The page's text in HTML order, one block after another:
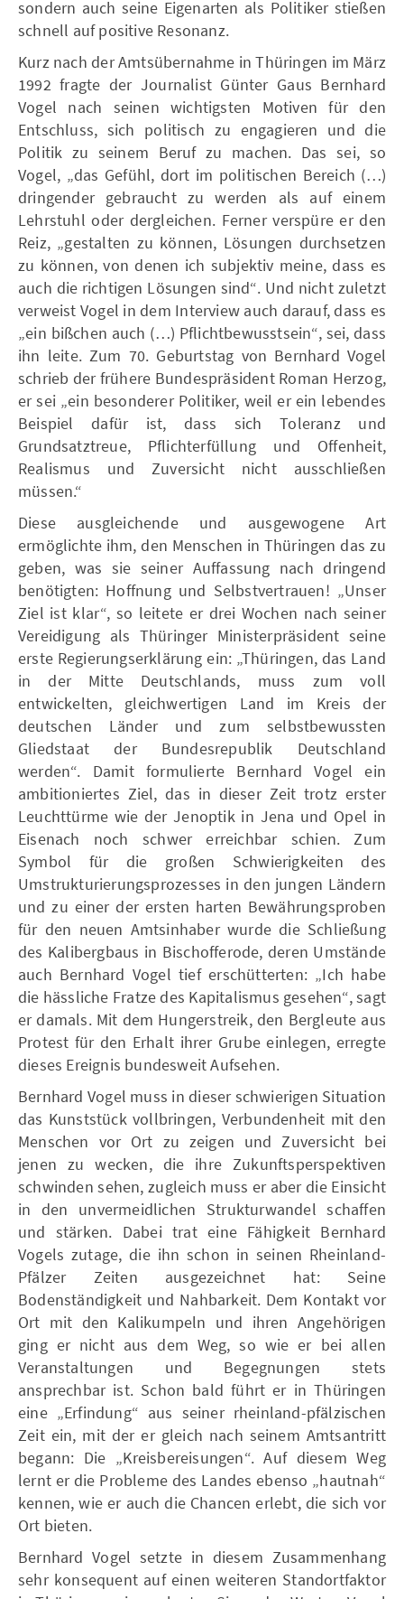
sondern auch seine Eigenarten als Politiker stießen
schnell auf positive Resonanz.
Kurz nach der Amtsübernahme in Thüringen im März
1992 fragte der Journalist Günter Gaus Bernhard
Vogel nach seinen wichtigsten Motiven für den
Entschluss, sich politisch zu engagieren und die
Politik zu seinem Beruf zu machen. Das sei, so
Vogel, „das Gefühl, dort im politischen Bereich (…)
dringender gebraucht zu werden als auf einem
Lehrstuhl oder dergleichen. Ferner verspüre er den
Reiz, „gestalten zu können, Lösungen durchsetzen
zu können, von denen ich subjektiv meine, dass es
auch die richtigen Lösungen sind“. Und nicht zuletzt
verweist Vogel in dem Interview auch darauf, dass es
„ein bißchen auch (…) Pflichtbewusstsein“, sei, dass
ihn leite. Zum 70. Geburtstag von Bernhard Vogel
schrieb der frühere Bundespräsident Roman Herzog,
er sei „ein besonderer Politiker, weil er ein lebendes
Beispiel dafür ist, dass sich Toleranz und
Grundsatztreue, Pflichterfüllung und Offenheit,
Realismus und Zuversicht nicht ausschließen
müssen.“
Diese ausgleichende und ausgewogene Art
ermöglichte ihm, den Menschen in Thüringen das zu
geben, was sie seiner Auffassung nach dringend
benötigten: Hoffnung und Selbstvertrauen! „Unser
Ziel ist klar“, so leitete er drei Wochen nach seiner
Vereidigung als Thüringer Ministerpräsident seine
erste Regierungserklärung ein: „Thüringen, das Land
in der Mitte Deutschlands, muss zum voll
entwickelten, gleichwertigen Land im Kreis der
deutschen Länder und zum selbstbewussten
Gliedstaat der Bundesrepublik Deutschland
werden“. Damit formulierte Bernhard Vogel ein
ambitioniertes Ziel, das in dieser Zeit trotz erster
Leuchttürme wie der Jenoptik in Jena und Opel in
Eisenach noch schwer erreichbar schien. Zum
Symbol für die großen Schwierigkeiten des
Umstrukturierungsprozesses in den jungen Ländern
und zu einer der ersten harten Bewährungsproben
für den neuen Amtsinhaber wurde die Schließung
des Kalibergbaus in Bischofferode, deren Umstände
auch Bernhard Vogel tief erschütterten: „Ich habe
die hässliche Fratze des Kapitalismus gesehen“, sagt
er damals. Mit dem Hungerstreik, den Bergleute aus
Protest für den Erhalt ihrer Grube einlegen, erregte
dieses Ereignis bundesweit Aufsehen.
Bernhard Vogel muss in dieser schwierigen Situation
das Kunststück vollbringen, Verbundenheit mit den
Menschen vor Ort zu zeigen und Zuversicht bei
jenen zu wecken, die ihre Zukunftsperspektiven
schwinden sehen, zugleich muss er aber die Einsicht
in den unvermeidlichen Strukturwandel schaffen
und stärken. Dabei trat eine Fähigkeit Bernhard
Vogels zutage, die ihn schon in seinen Rheinland-
Pfälzer Zeiten ausgezeichnet hat: Seine
Bodenständigkeit und Nahbarkeit. Dem Kontakt vor
Ort mit den Kalikumpeln und ihren Angehörigen
ging er nicht aus dem Weg, so wie er bei allen
Veranstaltungen und Begegnungen stets
ansprechbar ist. Schon bald führt er in Thüringen
eine „Erfindung“ aus seiner rheinland-pfälzischen
Zeit ein, mit der er gleich nach seinem Amtsantritt
begann: Die „Kreisbereisungen“. Auf diesem Weg
lernt er die Probleme des Landes ebenso „hautnah“
kennen, wie er auch die Chancen erlebt, die sich vor
Ort bieten.
Bernhard Vogel setzte in diesem Zusammenhang
sehr konsequent auf einen weiteren Standortfaktor